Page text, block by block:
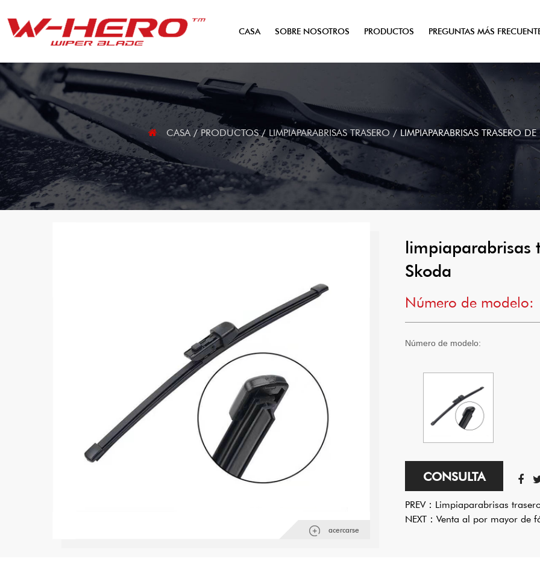
CASA SOBRE NOSOTROS PRODUCTOS PREGUNTAS MÁS
CASA/PRODUCTOS/ LIMPIAPARABRISAS TRASERO/LIMPIAPARABRISAS TRASERO
acercarse
limpiaparabrisas
Skoda
Número de modelo:
Número de modelo:
CONSULTA
PREV： Limpiaparabrisas
NEXT： Venta al por mayor de